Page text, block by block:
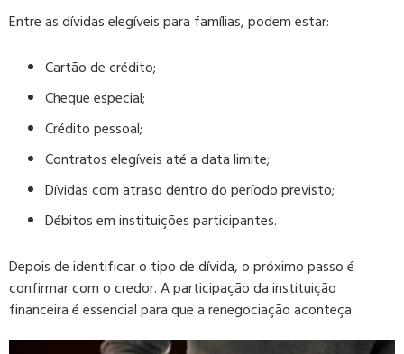
Entre as dívidas elegíveis para famílias, podem estar:
Cartão de crédito;
Cheque especial;
Crédito pessoal;
Contratos elegíveis até a data limite;
Dívidas com atraso dentro do período previsto;
Débitos em instituições participantes.
Depois de identificar o tipo de dívida, o próximo passo é
confirmar com o credor. A participação da instituição
financeira é essencial para que a renegociação aconteça.